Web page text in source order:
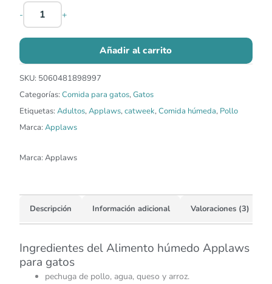
- +
Añadir al carrito
SKU: 5060481898997
Categorías: Comida para gatos,Gatos
Etiquetas: Adultos,Applaws,catweek,Comida húmeda, Pollo
Marca: Applaws
Marca: Applaws
Descripción Información adicional Valoraciones (3)
Ingredientes del Alimento húmedo Applaws
para gatos
pechuga de pollo, agua, queso y arroz.